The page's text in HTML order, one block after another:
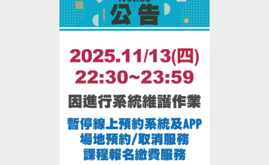
每日上午08:00至晚間21:00止
中籤者 須本人 請攜帶
1.身分證明文件 正本
未到者視同放棄，不得代辦及轉讓
洽詢(02)2377-0300 場務分機 103.104